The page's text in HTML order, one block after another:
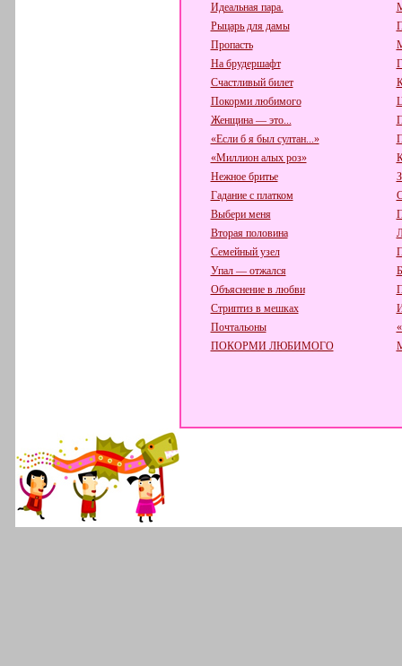
Идеальная пара.
Рыцарь для дамы
Пропасть
На брудершафт
Счастливый билет
Покорми любимого
Женщина — это...
«Если б я был султан...»
«Миллион алых роз»
Нежное бритье
Гадание с платком
Выбери меня
Вторая половина
Семейный узел
Упал — отжался
Объяснение в любви
Стриптиз в мешках
Почтальоны
ПОКОРМИ ЛЮБИМОГО